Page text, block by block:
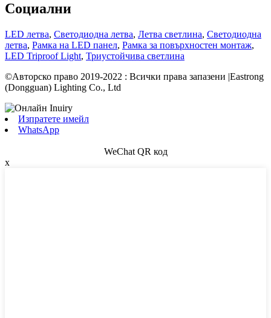
Социални
LED летва, Светодиодна летва, Летва светлина, Светодиодна
летва, Рамка на LED панел, Рамка за повърхностен монтаж,
LED Triproof Light, Триустойчива светлина
©Авторско право 2019-2022 : Всички права запазени |Eastrong
(Dongguan) Lighting Co., Ltd
Изпратете имейл
WhatsApp
WeChat QR код
x